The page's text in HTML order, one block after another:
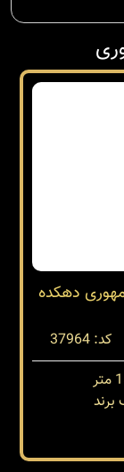
دهکده
کد: 37964